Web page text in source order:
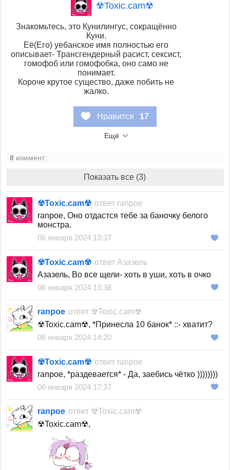
☢︎Toxic.сam☢︎
Знакомьтесь, это Кунилингус, сокращённо
Куни.
Её(Его) уебанское имя полностью его
описывает- Трансгендерный расист, сексист,
гомофоб или гомофобка, оно само не
понимает.
Короче крутое существо, даже побить не
жалко.
Нравится 17
Ещё
8 коммент.
Показать все (3)
☢︎Toxic.сam☢︎ ответ ranpoe
ranpoe, Оно отдастся тебе за баночку белого
монстра.
06 января 2024 13:37
☢︎Toxic.сam☢︎ ответАзазель
Азазель, Во все щели- хоть в уши, хоть в очко
06 января 2024 13:38
ranpoe ответ ☢︎Toxic.сam☢︎
☢︎Toxic.сam☢︎, *Принесла 10 банок* ::- хватит?
06 января 2024 14:20
☢︎Toxic.сam☢︎ ответ ranpoe
ranpoe, *раздевается* - Да, заебись чётко ))))))))
06 января 2024 17:37
ranpoe ответ ☢︎Toxic.сam☢︎
☢︎Toxic.сam☢︎,